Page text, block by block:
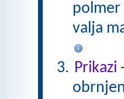
polmer
valja